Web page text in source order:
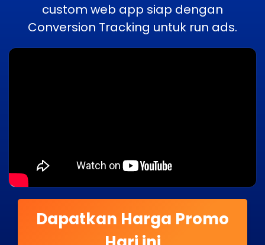
custom web app siap dengan
Conversion Tracking untuk run ads.
Dapatkan Harga Promo